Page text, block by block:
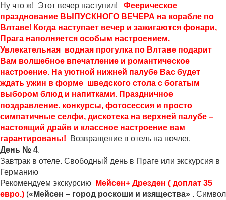
Ну что ж! Этот вечер наступил! Феерическое
празднование ВЫПУСКНОГО ВЕЧЕРА на корабле по
Влтаве! Когда наступает вечер и зажигаются фонари,
Прага наполняется особым настроением.
Увлекательная водная прогулка по Влтаве подарит
Вам волшебное впечатление и романтическое
настроение. На уютной нижней палубе Вас будет
ждать ужин в форме шведского стола с богатым
выбором блюд и напитками. Праздничное
поздравление. конкурсы, фотосессия и просто
симпатичные селфи, дискотека на верхней палубе –
настоящий драйв и классное настроение вам
гарантированы!
Возвращение в отель на ночлег.
День № 4.
Завтрак в отеле. Свободный день в Праге или экскурсия в
Германию
Рекомендуем экскурсию
Мейсен+ Дрезден ( доплат 35
евро.) («Мейсен – город роскоши и изящества» . Символ